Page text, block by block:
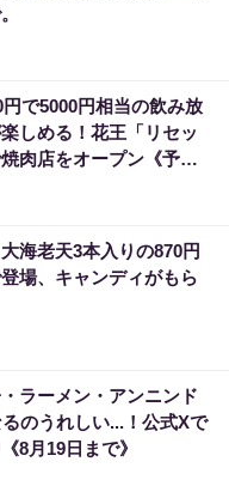
円で5000円相当の飲み放
しめる！花王「リセッ
肉店をオープン《予約
海老天3本入りの870円
場、キャンディがもら
ラーメン・アンニンド
のうれしい...！公式Xで
8月19日まで》